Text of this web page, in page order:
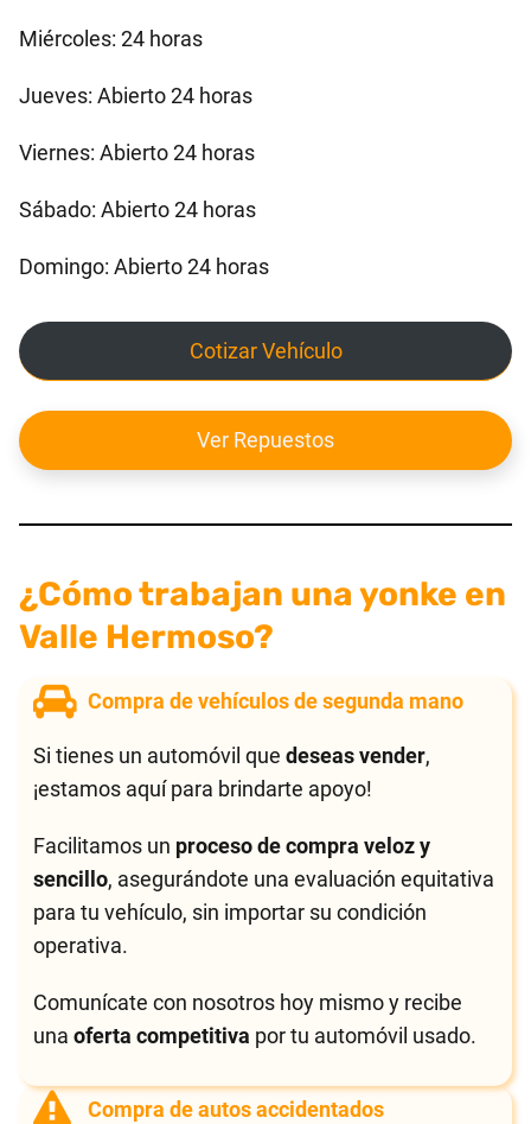
Miércoles: 24 horas
Jueves: Abierto 24 horas
Viernes: Abierto 24 horas
Sábado: Abierto 24 horas
Domingo: Abierto 24 horas
Cotizar Vehículo
Ver Repuestos
¿Cómo trabajan una yonke en
Valle Hermoso?
Compra de vehículos de segunda mano
Si tienes un automóvil quedeseas vender,
¡estamos aquí para brindarte apoyo!
Facilitamos un proceso de compra veloz y
sencillo, asegurándote una evaluación equitativa
para tu vehículo, sin importar su condición
operativa.
Comunícate con nosotros hoy mismo y recibe
unaoferta competitiva por tu automóvil usado.
Compra de autos accidentados